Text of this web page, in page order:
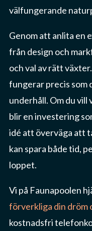
välfungerande
Genom att anlita en
från design och
och val av rätt
fungerar precis som
underhåll. Om du vill
blir en investering
idé att överväga att
kan spara både tid,
loppet.
Vi på Faunapoolen
förverkliga din dröm
kostnadsfri